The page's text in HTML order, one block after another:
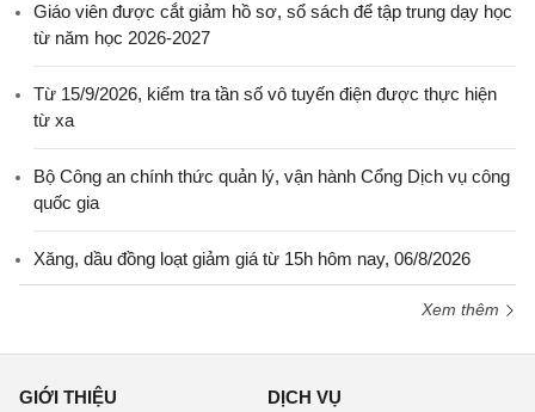
Giáo viên được cắt giảm hồ sơ, sổ sách để tập trung dạy học
từ năm học 2026-2027
Từ 15/9/2026, kiểm tra tần số vô tuyến điện được thực hiện
từ xa
Bộ Công an chính thức quản lý, vận hành Cổng Dịch vụ công
quốc gia
Xăng, dầu đồng loạt giảm giá từ 15h hôm nay, 06/8/2026
Xem thêm
GIỚI THIỆU DỊCH VỤ